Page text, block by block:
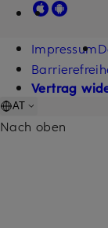
Impressum
Vertrag
AT
Nach oben